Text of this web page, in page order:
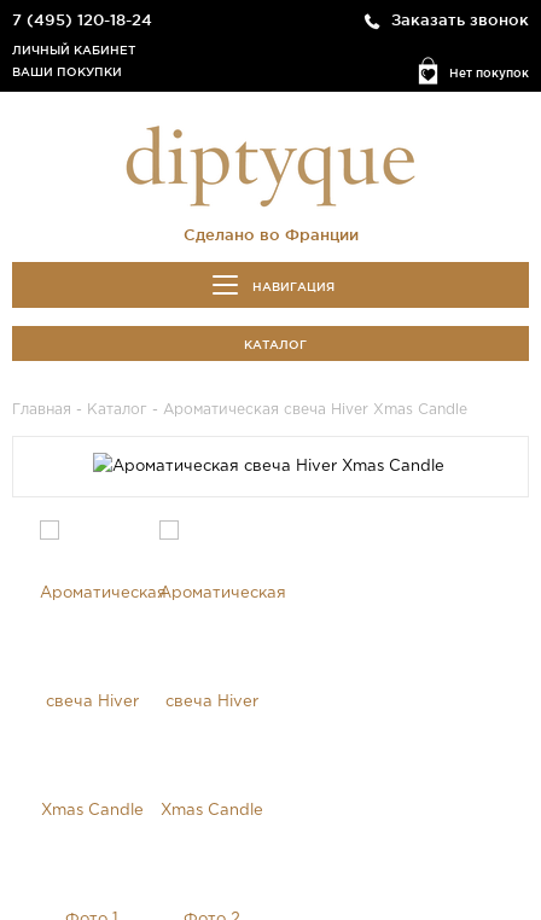
7 (495) 120-18-24 Заказать звонок
Нет покупок
ЛИЧНЫЙ КАБИНЕТ
ВАШИ ПОКУПКИ
Сделано во Франции
НАВИГАЦИЯ
КАТАЛОГ
Главная - Каталог - Ароматическая свеча Hiver Xmas Candle